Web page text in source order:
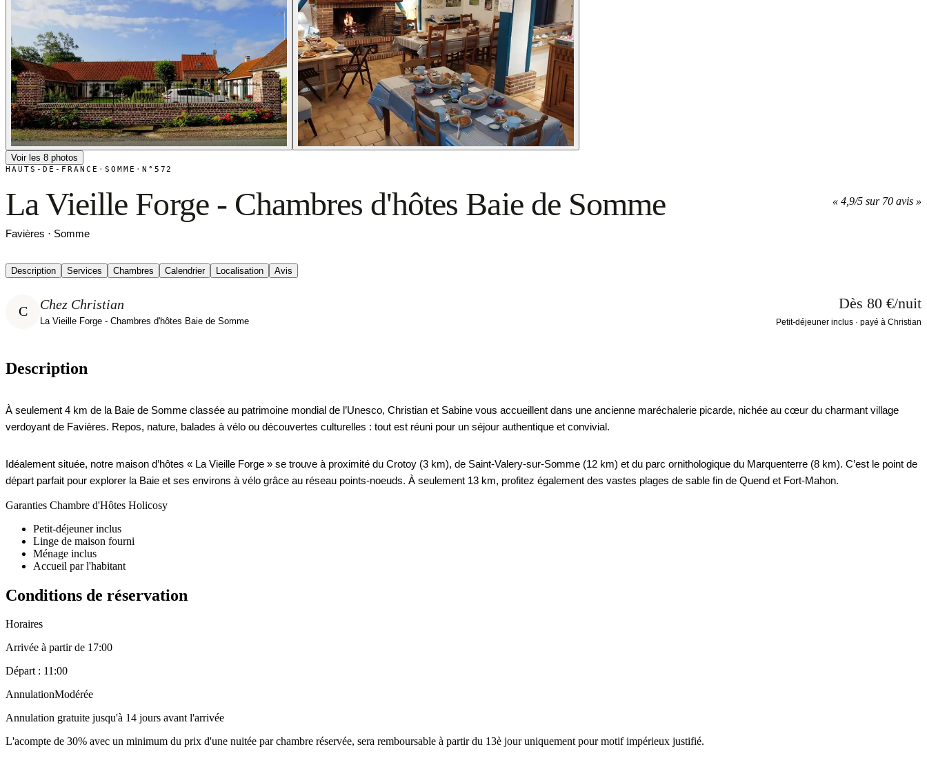
Voir les 8 photos
HAUTS-DE-FRANCE · SOMME · N°572
La Vieille Forge - Chambres d'hôtes Baie de Somme « 4,9/5 sur 70 avis »
Favières · Somme
Description Services Chambres Calendrier Localisation Avis
C Chez Christian
La Vieille Forge - Chambres d'hôtes Baie de Somme
Dès 80 €/nuit
Petit-déjeuner inclus · payé à Christian
Description
À seulement 4 km de la Baie de Somme classée au patrimoine mondial de l’Unesco, Christian et Sabine vous accueillent dans une ancienne maréchalerie picarde, nichée au cœur du charmant village
verdoyant de Favières. Repos, nature, balades à vélo ou découvertes culturelles : tout est réuni pour un séjour authentique et convivial.
Idéalement située, notre maison d’hôtes « La Vieille Forge » se trouve à proximité du Crotoy (3 km), de Saint-Valery-sur-Somme (12 km) et du parc ornithologique du Marquenterre (8 km). C’est le point de
départ parfait pour explorer la Baie et ses environs à vélo grâce au réseau points-noeuds. À seulement 13 km, profitez également des vastes plages de sable fin de Quend et Fort-Mahon.
Garanties Chambre d'Hôtes Holicosy
Petit-déjeuner inclus
Linge de maison fourni
Ménage inclus
Accueil par l'habitant
Conditions de réservation
Horaires
Arrivée à partir de 17:00
Départ : 11:00
AnnulationModérée
Annulation gratuite jusqu'à 14 jours avant l'arrivée
L'acompte de 30% avec un minimum du prix d'une nuitée par chambre réservée, sera remboursable à partir du 13è jour uniquement pour motif impérieux justifié.